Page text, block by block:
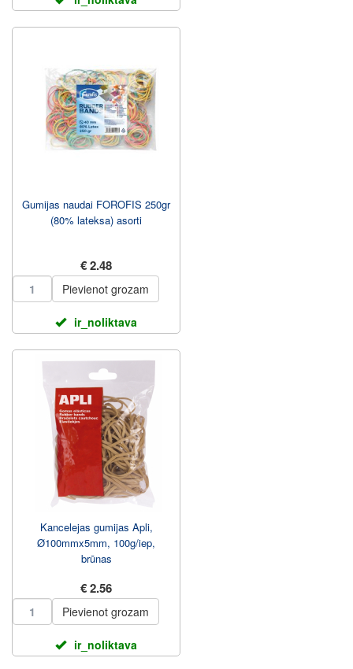
Gumijas naudai FOROFIS 250gr
(80% lateksa) asorti
€ 2.48
Pievienot grozam
ir_noliktava
Kancelejas gumijas Apli,
Ø100mmx5mm, 100g/iep,
brūnas
€ 2.56
Pievienot grozam
ir_noliktava